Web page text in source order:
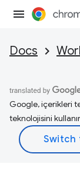
Docs
Google, içerikleri
teknolojisini